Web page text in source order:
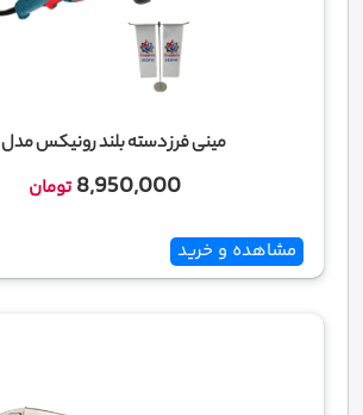
مینی فرز دسته بلند رونیکس مدل 3160
8,950,000 تومان
مشاهده و خرید